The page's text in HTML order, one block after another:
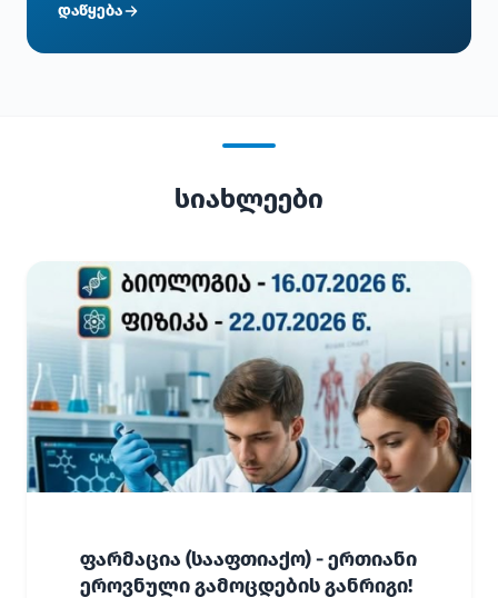
დაწყება
სიახლეები
ფარმაცია (სააფთიაქო) - ერთიანი
ეროვნული გამოცდების განრიგი!